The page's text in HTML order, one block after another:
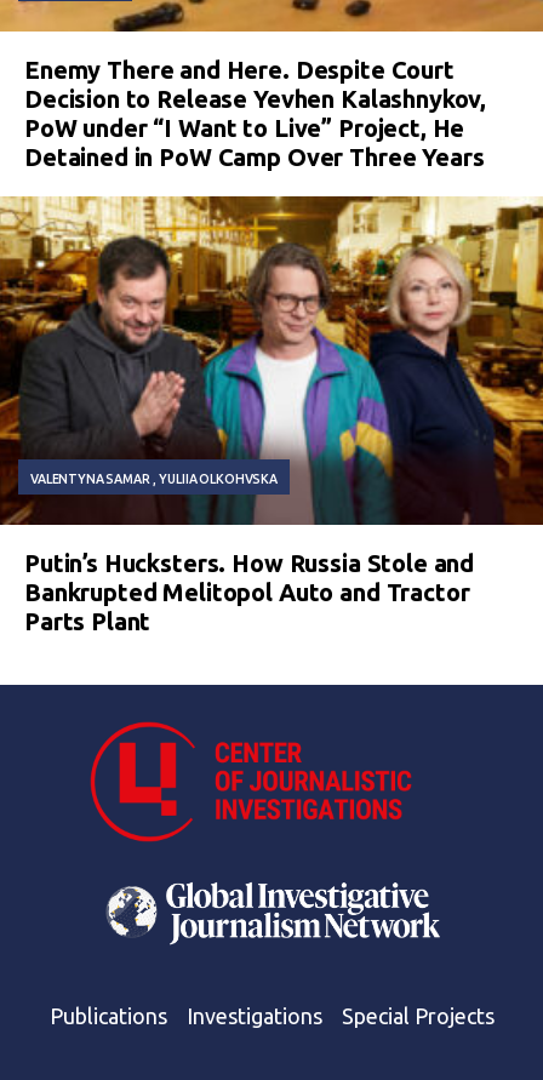
Enemy There and Here. Despite Court
Decision to Release Yevhen Kalashnykov,
PoW under “I Want to Live” Project, He
Detained in PoW Camp Over Three Years
VALENTYNA SAMAR YULIIA OLKOHVSKA
Putin’s Hucksters. How Russia Stole and
Bankrupted Melitopol Auto and Tractor
Parts Plant
Publications Investigations Special Projects